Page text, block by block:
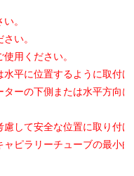
。
い。
用ください。
平に位置するように取付
ーの下側または水平方向
して安全な位置に取り付
ピラリーチューブの最小